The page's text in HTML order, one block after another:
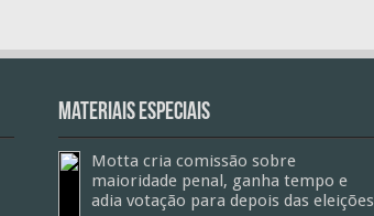
Materiais especiais
Motta cria comissão sobre
maioridade penal, ganha tempo e
adia votação para depois das eleições